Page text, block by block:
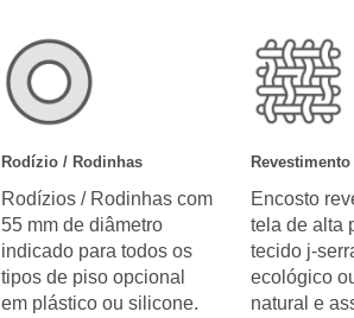
Rodízio / Rodinhas
Rodízios / Rodinhas com
55 mm de diâmetro
indicado para todos os
tipos de piso opcional
em plástico ou silicone.
Revestimento
Encosto
tela de alta
tecido j-
ecológico
natural e